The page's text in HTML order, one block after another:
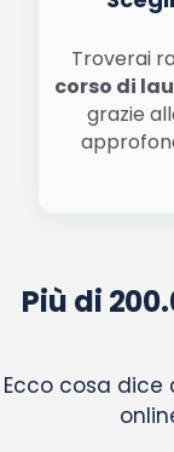
Troverai
corso di
grazie
Più di
Ecco cosa dice